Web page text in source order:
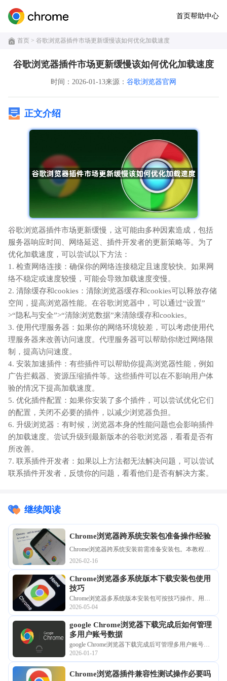
首页帮助中心
首页 > 谷歌浏览器插件市场更新缓慢该如何优化加载速度
谷歌浏览器插件市场更新缓慢该如何优化加载速度
时间：2026-01-13来源： 谷歌浏览器官网
正文介绍
谷歌浏览器插件市场更新缓慢，这可能由多种因素造成，包括
服务器响应时间、网络延迟、插件开发者的更新策略等。为了
优化加载速度，可以尝试以下方法：
1. 检查网络连接：确保你的网络连接稳定且速度较快。如果网
络不稳定或速度较慢，可能会导致加载速度变慢。
2. 清除缓存和cookies：清除浏览器缓存和cookies可以释放存储
空间，提高浏览器性能。在谷歌浏览器中，可以通过“设置”
>“隐私与安全”>“清除浏览数据”来清除缓存和cookies。
3. 使用代理服务器：如果你的网络环境较差，可以考虑使用代
理服务器来改善访问速度。代理服务器可以帮助你绕过网络限
制，提高访问速度。
4. 安装加速插件：有些插件可以帮助你提高浏览器性能，例如
广告拦截器、资源压缩插件等。这些插件可以在不影响用户体
验的情况下提高加载速度。
5. 优化插件配置：如果你安装了多个插件，可以尝试优化它们
的配置，关闭不必要的插件，以减少浏览器负担。
6. 升级浏览器：有时候，浏览器本身的性能问题也会影响插件
的加载速度。尝试升级到最新版本的谷歌浏览器，看看是否有
所改善。
7. 联系插件开发者：如果以上方法都无法解决问题，可以尝试
联系插件开发者，反馈你的问题，看看他们是否有解决方案。
继续阅读
Chrome浏览器跨系统安装包准备操作经验
Chrome浏览器跨系统安装前需准备安装包。本教程分
享操作经验，帮助用户顺利完成多平台安装部署。
2026-02-16
Chrome浏览器多系统版本下载安装包使用
技巧
Chrome浏览器多系统版本安装包可按技巧操作。用户
可在Windows、Mac及移动设备上顺利部署，实现跨平
2026-05-04
google Chrome浏览器下载完成后如何管理
多用户账号数据
google Chrome浏览器下载完成后可管理多用户账号数
据，用户能保证资料安全和隔离。此功能适合多人共
2026-01-17
Chrome浏览器插件兼容性测试操作必要吗